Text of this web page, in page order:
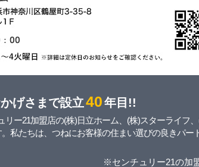
げさまで設立40年目!!
リー21加盟店の(株)日立ホーム、(株)スターライフ
私たちは、つねにお客様の住まい選びの良きパー
※センチュリー21の加